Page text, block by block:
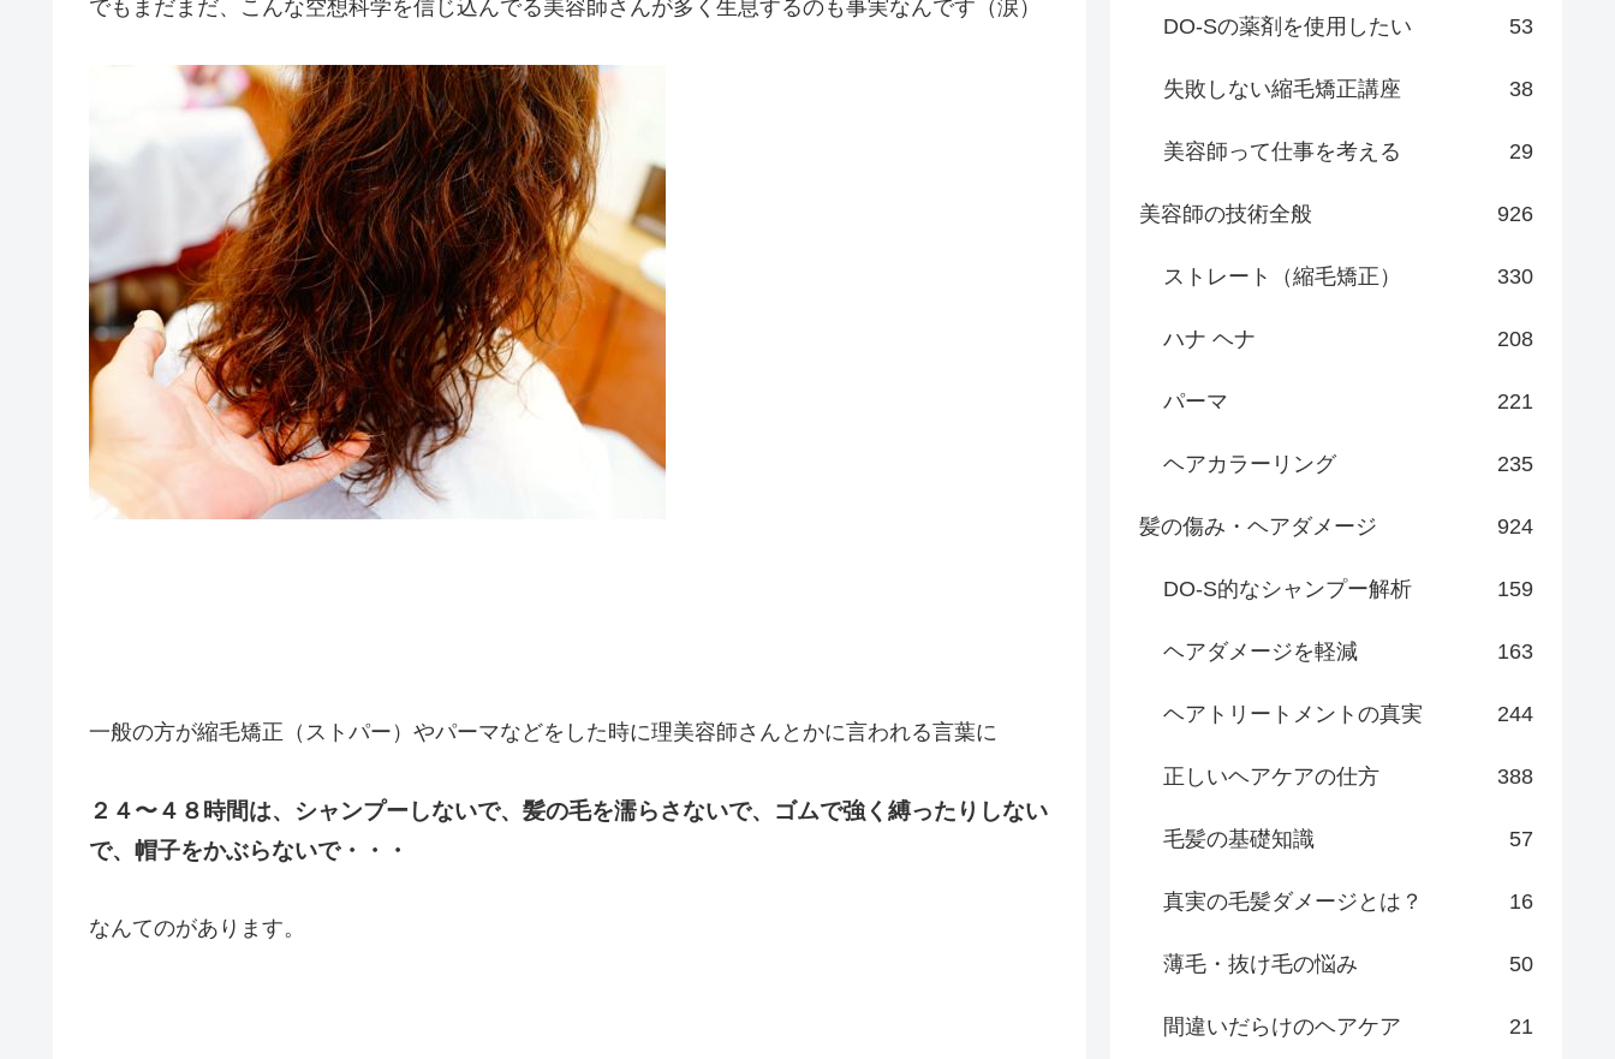
でもまだまだ、こんな空想科学を信じ込んでる美容師さんが多く生息するのも事実なんです（涙）
一般の方が縮毛矯正（ストパー）やパーマなどをした時に理美容師さんとかに言われる言葉に
２４〜４８時間は、 シャンプーしないで、 髪の毛を濡らさないで、 ゴムで強く縛ったりしない
で、 帽子をかぶらないで・・・
なんてのがあります。
DO-Sの薬剤を使用したい 53
失敗しない縮毛矯正講座 38
美容師って仕事を考える 29
美容師の技術全般 926
ストレート（縮毛矯正） 330
ハナ ヘナ 208
パーマ 221
ヘアカラーリング 235
髪の傷み・ヘアダメージ 924
DO-S的なシャンプー解析 159
ヘアダメージを軽減 163
ヘアトリートメントの真実 244
正しいヘアケアの仕方 388
毛髪の基礎知識 57
真実の毛髪ダメージとは？ 16
薄毛・抜け毛の悩み 50
間違いだらけのヘアケア 21